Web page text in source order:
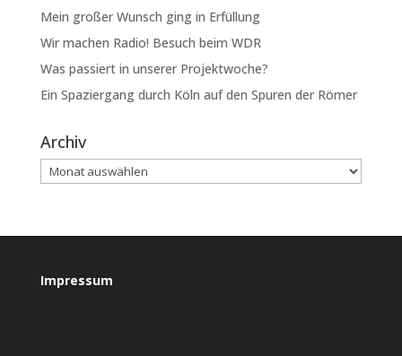
Mein großer Wunsch ging in Erfüllung
Wir machen Radio! Besuch beim WDR
Was passiert in unserer Projektwoche?
Ein Spaziergang durch Köln auf den Spuren der Römer
Archiv
Impressum